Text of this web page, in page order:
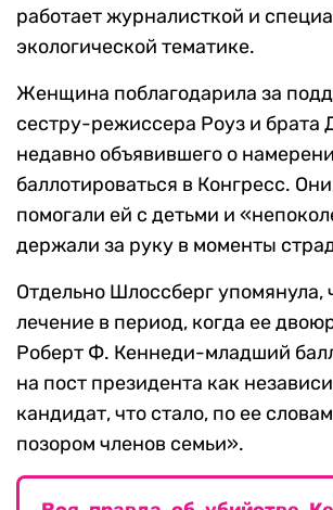
работает журналисткой и
экологической тематике.
Женщина поблагодарила за
сестру-режиссера Роуз и брата
недавно объявившего о
баллотироваться в Конгресс.
помогали ей с детьми и
держали за руку в моменты
Отдельно Шлоссберг упомянула,
лечение в период, когда ее
Роберт Ф. Кеннеди-младший
на пост президента как
кандидат, что стало, по ее
позором членов семьи».